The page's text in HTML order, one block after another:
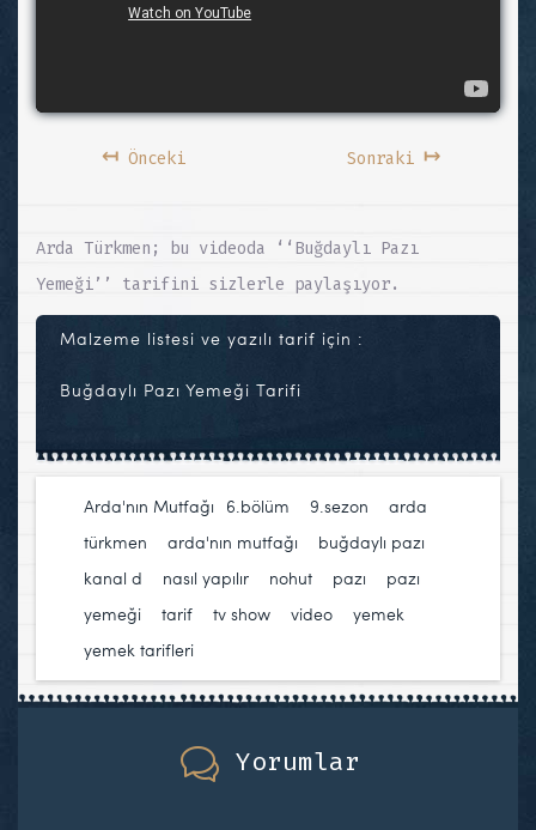
↤Önceki Sonraki ↦
Arda Türkmen; bu videoda ‘‘Buğdaylı Pazı
Yemeği’’ tarifini sizlerle paylaşıyor.
Malzeme listesi ve yazılı tarif için :
Buğdaylı Pazı Yemeği Tarifi
Arda'nın Mutfağı 6.bölüm 9.sezon
arda
türkmen
arda'nın mutfağı buğdaylı pazı
kanal d
nasıl yapılır nohut pazı
pazı
yemeği
tarif tv show video yemek
yemek tarifleri
Yorumlar